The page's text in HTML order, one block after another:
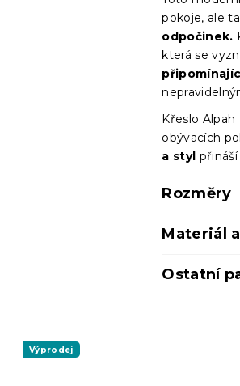
pokoje, ale
odpočinek.
která se
Křeslo
obývacích
a styl
Rozměry
Materiál
Ostatní
Výprodej